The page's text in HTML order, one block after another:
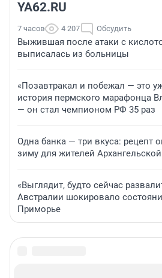
YA62.RU
7 часов 4 207 Обсудить
Выжившая после атаки с
выписалась из больницы
«Позавтракал и побежал — это
история пермского марафонца
— он стал чемпионом РФ 35 раз
Одна банка — три вкуса: рецепт
зиму для жителей
«Выглядит, будто сейчас
Австралии шокировало
Приморье